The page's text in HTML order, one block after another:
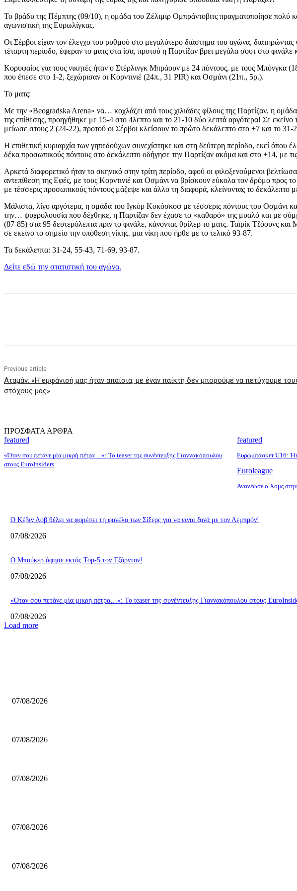
Το βράδυ της Πέμπτης (09/10), η ομάδα του Ζέλιμιρ Ομπράντοβιτς πραγματοποίησε
αγωνιστική της Ευρωλίγκας.
Οι Σέρβοι είχαν τον έλεγχο του ρυθμού στο μεγαλύτερο διάστημα του αγώνα,
τέταρτη περίοδο, έφεραν το ματς στα ίσα, προτού η Παρτίζαν βρει μεγάλα σουτ στο φινάλε
Κορυφαίος για τους νικητές ήταν ο Στέρλινγκ Μπράουν με 24 πόντους, με τους
που έπεσε στο 1-2, ξεχώρισαν οι Κορντινιέ (24π., 31 PIR) και Οσμάνι (21π., 5ρ.).
Το ματς:
Με την «Beogradska Arena» να… κοχλάζει από τους χιλιάδες φίλους της Παρτίζαν, η
της επίθεσης, προηγήθηκε με 15-4 στο 4λεπτο και το 21-10 δύο λεπτά αργότερα! Σε
μείωσε στους 2 (24-22), προτού οι Σέρβοι κλείσουν το πρώτο δεκάλεπτο στο +7 και το 31-
Η επιθετική κυριαρχία των γηπεδούχων συνεχίστηκε και στη δεύτερη περίοδο, εκεί
δέκα προσωπικούς πόντους στο δεκάλεπτο οδήγησε την Παρτίζαν ακόμα και στο +14, με
Αρκετά διαφορετικό ήταν το σκηνικό στην τρίτη περίοδο, αφού οι φιλοξενούμενοι
αντεπίθεση της Εφές, με τους Κορντινιέ και Οσμάνι να βρίσκουν εύκολα τον δρόμο προς
με τέσσερις προσωπικούς πόντους μάζεψε και άλλο τη διαφορά, κλείνοντας το δεκάλεπτο
Μάλιστα, λίγο αργότερα, η ομάδα του Ιγκόρ Κοκόσκοφ με τέσσερις πόντους του Οσμάνι
την… ψυχρολουσία που δέχθηκε, η Παρτίζαν δεν έχασε το «καθαρό» της μυαλό και με
(87-85) στα 95 δευτερόλεπτα πριν το φινάλε, κάνοντας θρίλερ το ματς. Ταϊρίκ Τζόουνς
σε εκείνο το σημείο την υπόθεση νίκης. μια νίκη που ήρθε με το τελικό 93-87.
Τα δεκάλεπτα: 31-24, 55-43, 71-69, 93-87.
Δείτε εδώ την στατιστική του αγώνα.
Previous article
Αταμάν: «Η εμφάνισή μας ήταν απαίσια, με έναν παίκτη δεν μπορούμε να πετύχουμε
στόχους μας»
ΠΡΟΣΦΑΤΑ ΑΡΘΡΑ
featured
«Όταν σου πετάνε μία μικρή πέτρα…»: Το teaser της συνέντευξης Γιαννακόπουλου
στους EuroInsiders
featured
Ευρωμπάσκετ U16:
Euroleague
Ανανέωσε ο Χομς
Ο Κέβιν Λοβ θέλει να φορέσει τη φανέλα των Σίξερς για να ειναι ξανά με τον Λεμπρόν!
07/08/2026
Ο Μπούκερ άφησε εκτός Top-5 τον Τζόρνταν!
07/08/2026
«Όταν σου πετάνε μία μικρή πέτρα…»: Το teaser της συνέντευξης Γιαννακόπουλου στους
07/08/2026
Load more
07/08/2026
07/08/2026
07/08/2026
07/08/2026
07/08/2026